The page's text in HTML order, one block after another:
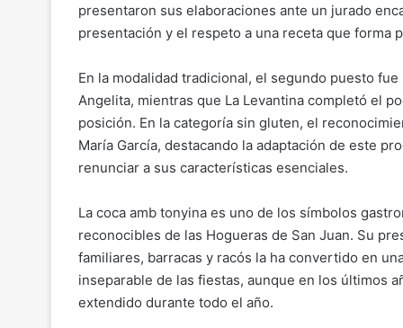
presentaron sus elaboraciones ante un jurado
presentación y el respeto a una receta que forma
En la modalidad tradicional, el segundo puesto fue
Angelita, mientras que La Levantina completó el
posición. En la categoría sin gluten, el
María García, destacando la adaptación de este
renunciar a sus características esenciales.
La coca amb tonyina es uno de los símbolos
reconocibles de las Hogueras de San Juan. Su
familiares, barracas y racós la ha convertido en
inseparable de las fiestas, aunque en los últimos
extendido durante todo el año.